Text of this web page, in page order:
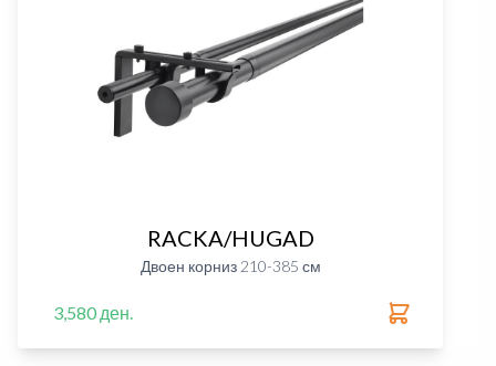
RACKA/HUGAD
Двоен корниз 210-385 см
3,580 ден.